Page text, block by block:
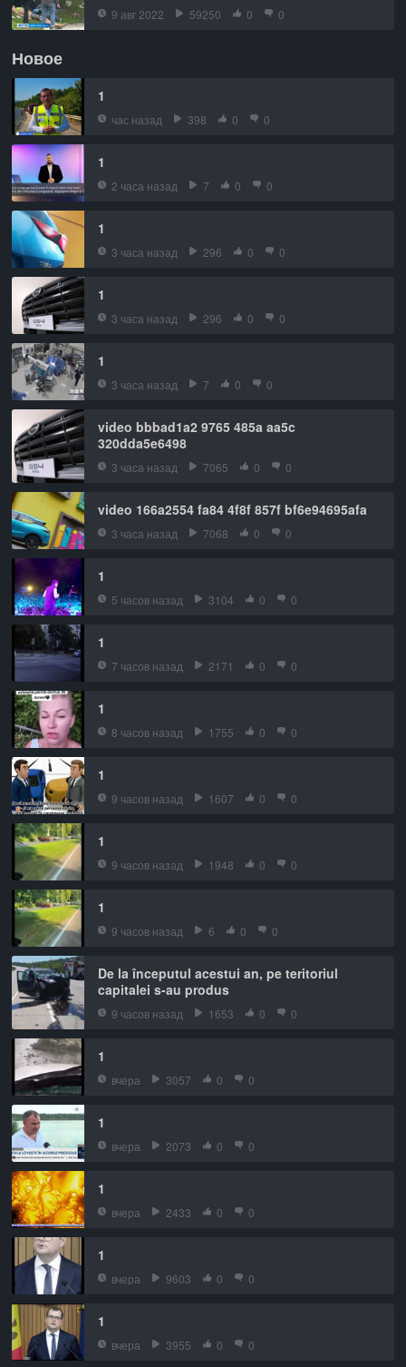
9 авг 2022 59250 0 0
Новое
1
час назад 398 0 0
1
2 часа назад 7 0 0
1
3 часа назад 296 0 0
1
3 часа назад 296 0 0
1
3 часа назад 7 0 0
video bbbad1a2 9765 485a aa5c
320dda5e6498
3 часа назад 7065 0 0
video 166a2554 fa84 4f8f 857f bf6e94695afa
3 часа назад 7068 0 0
1
5 часов назад 3104 0 0
1
7 часов назад 2171 0 0
1
8 часов назад 1755 0 0
1
9 часов назад 1607 0 0
1
9 часов назад 1948 0 0
1
9 часов назад 6 0 0
De la începutul acestui an, pe teritoriul
capitalei s-au produs
9 часов назад 1653 0 0
1
вчера 3057 0 0
1
вчера 2073 0 0
1
вчера 2433 0 0
1
вчера 9603 0 0
1
вчера 3955 0 0